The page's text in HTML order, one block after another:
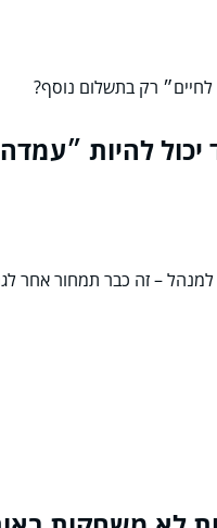
רק בתשלום נוסף?
– זה כבר תמחור אחר